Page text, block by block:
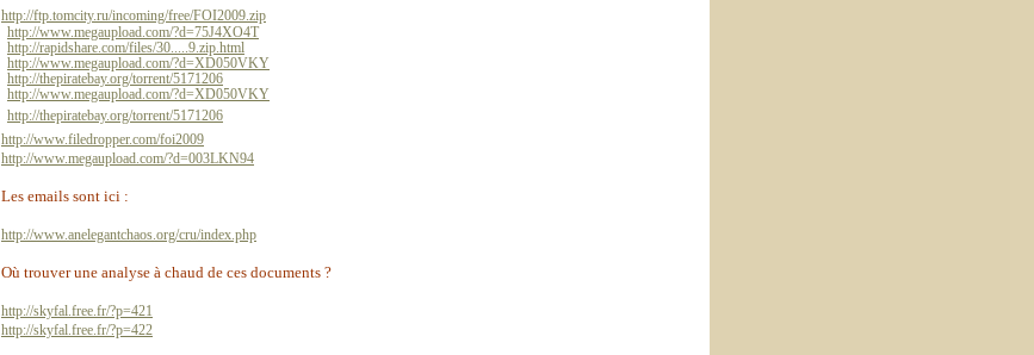
http://ftp.tomcity.ru/incoming/free/FOI2009.zip
http://www.megaupload.com/?d=75J4XO4T
http://rapidshare.com/files/30.....9.zip.html
http://www.megaupload.com/?d=XD050VKY
http://thepiratebay.org/torrent/5171206
http://www.megaupload.com/?d=XD050VKY
http://thepiratebay.org/torrent/5171206
http://www.filedropper.com/foi2009
http://www.megaupload.com/?d=003LKN94
Les emails sont ici :
http://www.anelegantchaos.org/cru/index.php
Où trouver une analyse à chaud de ces documents ?
http://skyfal.free.fr/?p=421
http://skyfal.free.fr/?p=422